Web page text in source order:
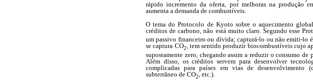
rápido incremento da oferta, por melhoras na produção
aumenta a demanda de combustíveis.
O tema do Protocolo de Kyoto sobre o aquecimento
créditos de carbono, não está muito claro. Segundo esse
um passivo financeiro ou dívida; capturá-lo ou não emiti-lo
se captura CO2, tem sentido produzir biocombustíveis cujo
supostamente zero, chegando assim a reduzir o consumo de
Além disso, os créditos servem para desenvolver
complicadas para países em vias de desenvolvimento
subterrâneo de CO2 , etc.).